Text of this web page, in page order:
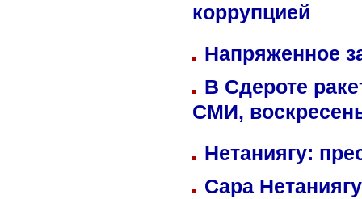
коррупцией
Напряженное
В Сдероте
СМИ,
Нетаниягу:
Сара